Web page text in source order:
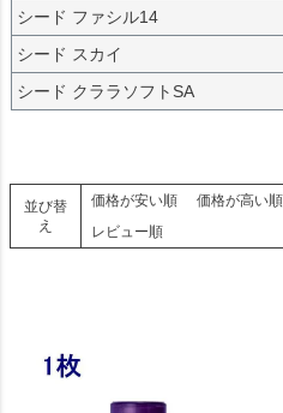
シード ファシル14
シード スカイ
シード クララソフトSA
並び替
え
価格が安い順 価格が高い順
レビュー順